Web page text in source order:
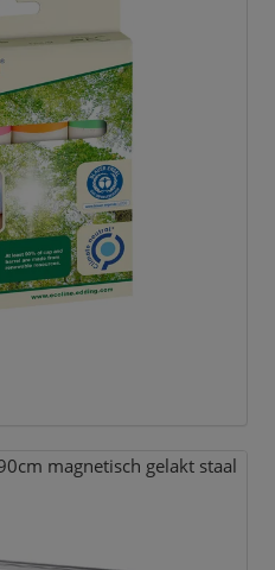
magnetisch gelakt staal